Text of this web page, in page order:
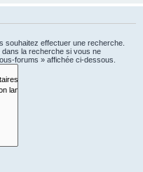
souhaitez effectuer une recherche.
dans la recherche si vous ne
forums » affichée ci-dessous.